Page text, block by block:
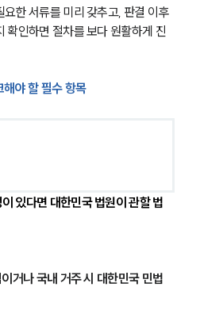
한 서류를 미리 갖추고, 판결 이후
확인하면 절차를 보다 원활하게 진
야 할 필수 항목
있다면 대한민국 법원이 관할 법
거나 국내 거주 시 대한민국 민법